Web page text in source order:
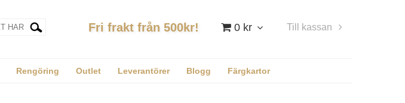
0 kr Till kassan
Fri frakt från 500kr!
Rengöring Outlet Leverantörer Blogg Färgkartor